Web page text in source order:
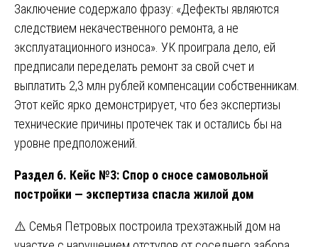
Заключение содержало фразу: «Дефекты являются
следствием некачественного ремонта, а не
эксплуатационного износа». УК проиграла дело, ей
предписали переделать ремонт за свой счет и
выплатить 2,3 млн рублей компенсации собственникам.
Этот кейс ярко демонстрирует, что без экспертизы
технические причины протечек так и остались бы на
уровне предположений.
Раздел 6. Кейс №3: Спор о сносе самовольной
постройки — экспертиза спасла жилой дом
⚠️ Семья Петровых построила трехэтажный дом на